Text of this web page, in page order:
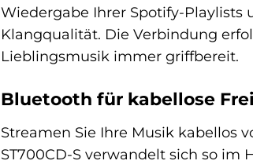
Wiedergabe Ihrer Spotify-Playlists
Klangqualität. Die Verbindung
Lieblingsmusik immer griffbereit.
Bluetooth für kabellose
Streamen Sie Ihre Musik kabellos
ST700CD-S verwandelt sich so